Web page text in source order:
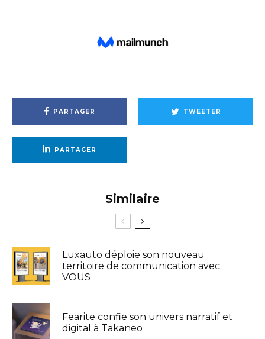
PARTAGER TWEETER
PARTAGER
Similaire
Luxauto déploie son nouveau
territoire de communication avec
VOUS
Fearite confie son univers narratif et
digital à Takaneo